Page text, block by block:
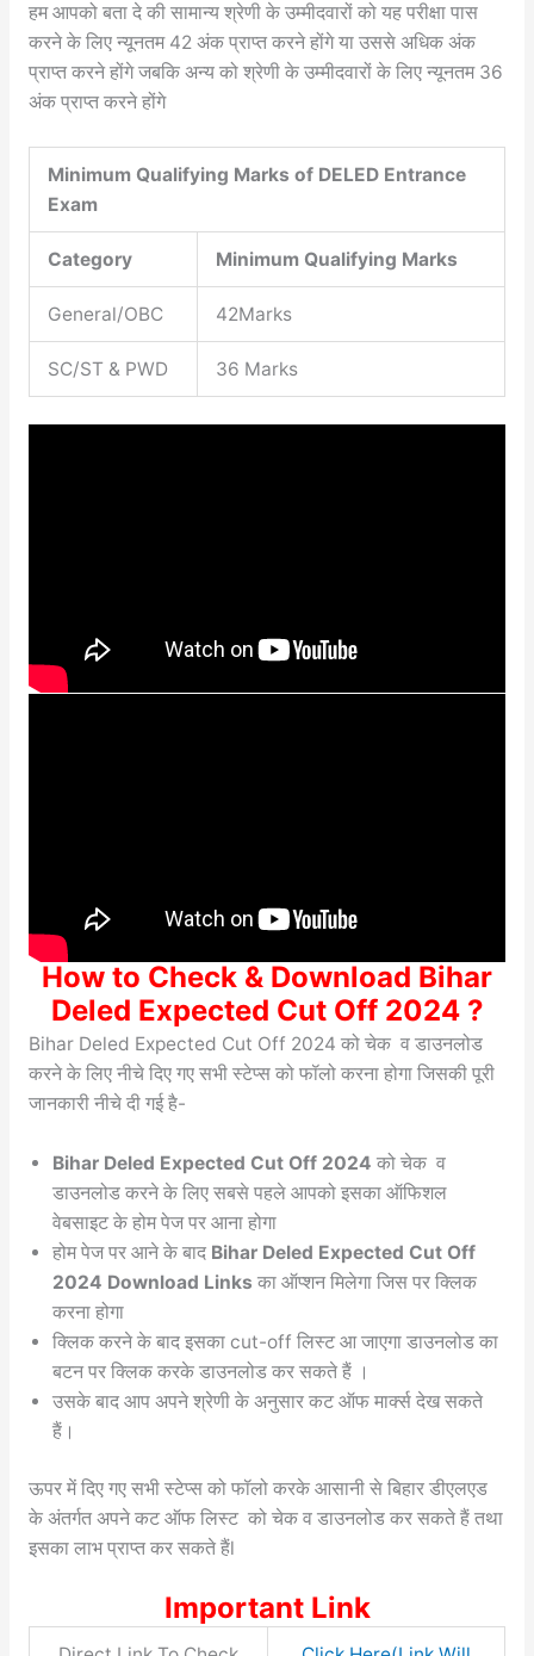
हम आपको बता दे की सामान्य श्रेणी के उम्मीदवारों को यह परीक्षा पास
करने के लिए न्यूनतम 42 अंक प्राप्त करने होंगे या उससे अधिक अंक
प्राप्त करने होंगे जबकि अन्य को श्रेणी के उम्मीदवारों के लिए न्यूनतम 36
अंक प्राप्त करने होंगे
Minimum Qualifying Marks of DELED Entrance
Exam
Category Minimum Qualifying Marks
General/OBC 42Marks
SC/ST & PWD 36 Marks
How to Check & Download Bihar
Deled Expected Cut Off 2024 ?
Bihar Deled Expected Cut Off 2024 को चेक व डाउनलोड
करने के लिए नीचे दिए गए सभी स्टेप्स को फॉलो करना होगा जिसकी पूरी
जानकारी नीचे दी गई है-
Bihar Deled Expected Cut Off 2024 को चेक व
डाउनलोड करने के लिए सबसे पहले आपको इसका ऑफिशल
वेबसाइट के होम पेज पर आना होगा
होम पेज पर आने के बाद Bihar Deled Expected Cut Off
2024 Download Links का ऑप्शन मिलेगा जिस पर क्लिक
करना होगा
क्लिक करने के बाद इसका cut-off लिस्ट आ जाएगा डाउनलोड का
बटन पर क्लिक करके डाउनलोड कर सकते हैं ।
उसके बाद आप अपने श्रेणी के अनुसार कट ऑफ मार्क्स देख सकते
हैं।
ऊपर में दिए गए सभी स्टेप्स को फॉलो करके आसानी से बिहार डीएलएड
के अंतर्गत अपने कट ऑफ लिस्ट को चेक व डाउनलोड कर सकते हैं तथा
इसका लाभ प्राप्त कर सकते हैंl
Important Link